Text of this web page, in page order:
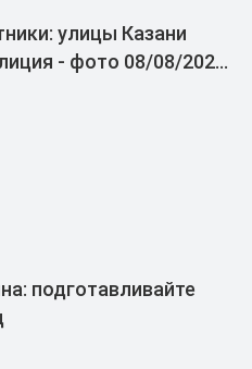
улицы Казани
- фото 08/08/2026
подготавливайте